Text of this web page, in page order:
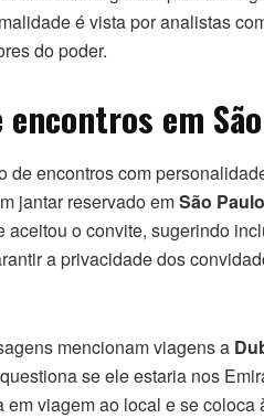
é vista por analistas
do poder.
em
encontros com
jantar reservado emSão Paulo
aceitou o convite, sugerindo
a privacidade dos
mencionam viagens a
se ele estaria nos
viagem ao local e se coloca